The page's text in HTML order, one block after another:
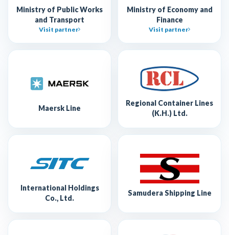
Ministry of Public Works
and Transport
Visit partner
Ministry of Economy and
Finance
Visit partner
Maersk Line
Regional Container Lines
(K.H.) Ltd.
International Holdings
Co., Ltd.
Samudera Shipping Line